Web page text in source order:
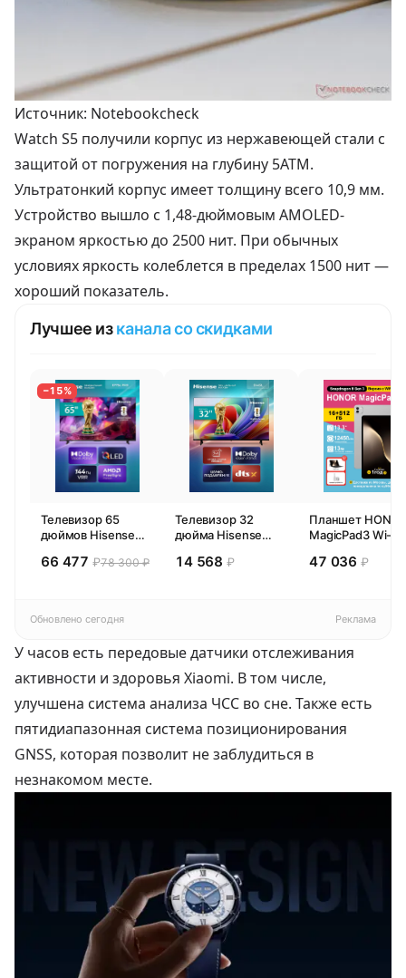
Источник: Notebookcheck
Watch S5 получили корпус из нержавеющей стали с
защитой от погружения на глубину 5ATM.
Ультратонкий корпус имеет толщину всего 10,9 мм.
Устройство вышло с 1,48-дюймовым AMOLED-
экраном яркостью до 2500 нит. При обычных
условиях яркость колеблется в пределах 1500 нит —
хороший показатель.
Лучшее изканала со скидками
−15%
Телевизор 65
дюймов Hisense
(2026) Смарт ТВ
66 477 ₽78 300 ₽
Телевизор 32
дюйма Hisense
Смарт ТВ HD
14 568 ₽
Планшет
MagicPad3 Wi-Fi,
Snapdragon 8,
47 036 ₽
Обновлено сегодня Реклама
У часов есть передовые датчики отслеживания
активности и здоровья Xiaomi. В том числе,
улучшена система анализа ЧСС во сне. Также есть
пятидиапазонная система позиционирования
GNSS, которая позволит не заблудиться в
незнакомом месте.